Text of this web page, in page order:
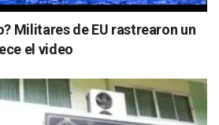
Militares de EU rastrearon un
el video